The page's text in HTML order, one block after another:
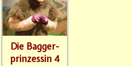
Die Bagger-
prinzessin 4